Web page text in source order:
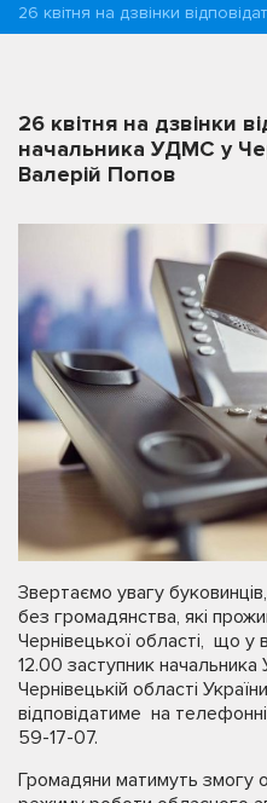
26 квітня на дзвінки
26 квітня на дзвінки
начальника УДМС у
Валерій Попов
Звертаємо увагу
без громадянства, які
Чернівецької області, що у
12.00 заступник
Чернівецькій області
відповідатиме на
59-17-07.
Громадяни матимуть змогу